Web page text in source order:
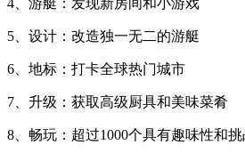
5、设计：改造独一无二的游艇
6、地标：打卡全球热门城市
7、升级：获取高级厨具和美味菜肴
8、畅玩：超过1000个具有趣味性和